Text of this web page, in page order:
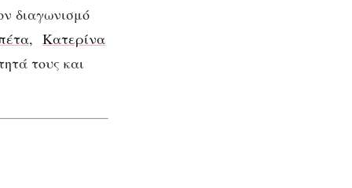
διαγωνισμό
, Κατερίνα
τους και